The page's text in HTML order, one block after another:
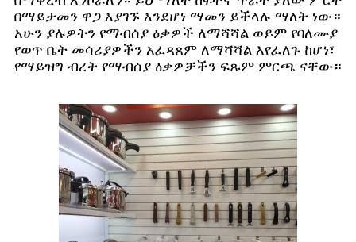
በማይታመን ዋጋ እያገኙ እንደሆነ ማመን ይችላሉ ማለት ነው።
አሁን ያሉዎትን የማብሰያ ዕቃዎች ለማሻሻል ወይም የባለሙያ
የወጥ ቤት መሳሪያዎችን አፈጻጸም ለማሻሻል እየፈለጉ ከሆነ፣
የማይዝግ ብረት የማብሰያ ዕቃዎቻችን ፍጹም ምርጫ ናቸው።